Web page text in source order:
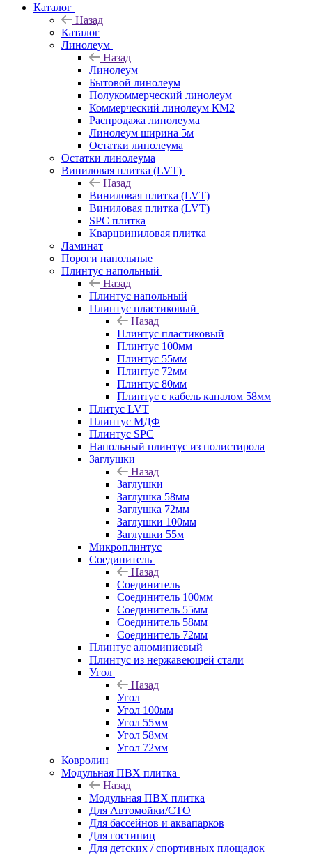
Каталог
Назад
Каталог
Линолеум
Назад
Линолеум
Бытовой линолеум
Полукоммерческий линолеум
Коммерческий линолеум КМ2
Распродажа линолеума
Линолеум ширина 5м
Остатки линолеума
Остатки линолеума
Виниловая плитка (LVT)
Назад
Виниловая плитка (LVT)
Виниловая плитка (LVT)
SPC плитка
Кварцвиниловая плитка
Ламинат
Пороги напольные
Плинтус напольный
Назад
Плинтус напольный
Плинтус пластиковый
Назад
Плинтус пластиковый
Плинтус 100мм
Плинтус 55мм
Плинтус 72мм
Плинтус 80мм
Плинтус с кабель каналом 58мм
Плитус LVT
Плинтус МДФ
Плинтус SPC
Напольный плинтус из полистирола
Заглушки
Назад
Заглушки
Заглушка 58мм
Заглушка 72мм
Заглушки 100мм
Заглушки 55м
Микроплинтус
Соединитель
Назад
Соединитель
Соединитель 100мм
Соединитель 55мм
Соединитель 58мм
Соединитель 72мм
Плинтус алюминиевый
Плинтус из нержавеющей стали
Угол
Назад
Угол
Угол 100мм
Угол 55мм
Угол 58мм
Угол 72мм
Ковролин
Модульная ПВХ плитка
Назад
Модульная ПВХ плитка
Для Автомойки/СТО
Для бассейнов и аквапарков
Для гостиниц
Для детских / спортивных площадок